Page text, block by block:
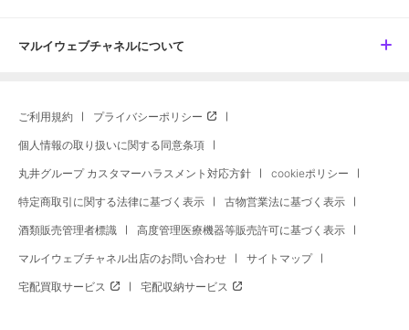
マルイウェブチャネルについて
ご利用規約 プライバシーポリシー
個人情報の取り扱いに関する同意条項
丸井グループ カスタマーハラスメント対応方針 cookieポリシー
特定商取引に関する法律に基づく表示 古物営業法に基づく表示
酒類販売管理者標識 高度管理医療機器等販売許可に基づく表示
マルイウェブチャネル出店のお問い合わせ サイトマップ
宅配買取サービス 宅配収納サービス